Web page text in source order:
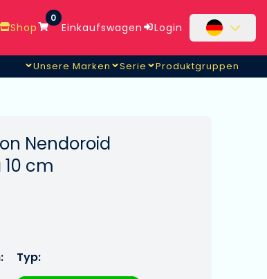
Shop
0
Einkaufswagen Login
Unsere Marken Serie Produktgruppen
Nendoroid
cm
Typ: